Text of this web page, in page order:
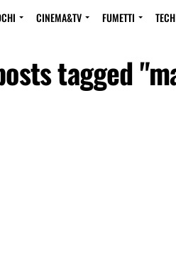
CINEMA&TV FUMETTI TECH
tagged